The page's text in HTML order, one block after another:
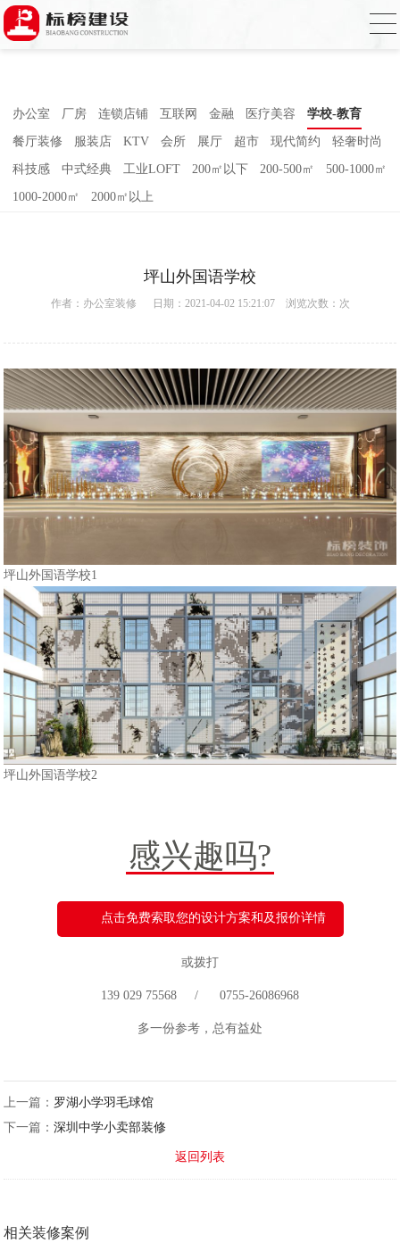
麻豆电影网,91精品麻豆视频,麻豆成人在线
视频,国产AV无码乱码国产精品麻豆
办公室 厂房 连锁店铺 互联网 金融 医疗美容 学校-教育
餐厅装修 服装店 KTV 会所 展厅 超市 现代简约 轻奢时尚
科技感 中式经典 工业LOFT 200㎡以下 200-500㎡ 500-1000㎡
1000-2000㎡ 2000㎡以上
坪山外国语学校
作者： 办公室装修 日期：2021-04-02 15:21:07 浏览次数： 次
坪山外国语学校1
坪山外国语学校2
感兴趣吗?
点击免费索取您的设计方案和及报价详情
或拨打
139 029 75568 / 0755-26086968
多一份参考，总有益处
上一篇： 罗湖小学羽毛球馆
下一篇：深圳中学小卖部装修
返回列表
相关装修案例